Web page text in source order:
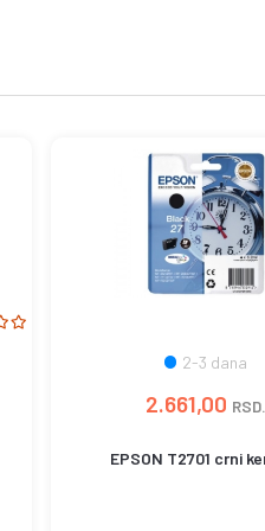
2-3 dana
2.661,00 RSD.
EPSON T2701 crni